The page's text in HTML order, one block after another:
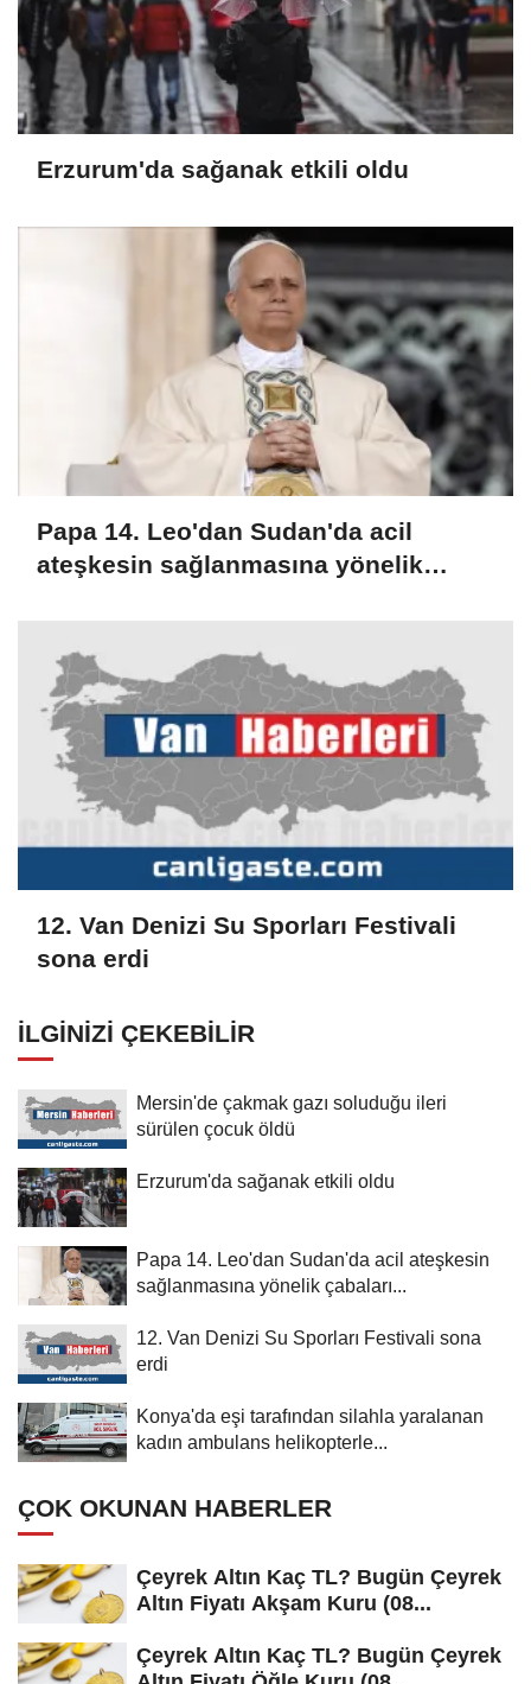
Erzurum'da sağanak etkili oldu
Papa 14. Leo'dan Sudan'da acil
ateşkesin sağlanmasına yönelik
12. Van Denizi Su Sporları Festivali
sona erdi
İLGINIZI ÇEKEBILIR
Mersin'de çakmak gazı soluduğu ileri
sürülen çocuk öldü
Erzurum'da sağanak etkili oldu
Papa 14. Leo'dan Sudan'da acil ateşkesin
sağlanmasına yönelik çabaları...
12. Van Denizi Su Sporları Festivali sona
erdi
Konya'da eşi tarafından silahla yaralanan
kadın ambulans helikopterle...
ÇOK OKUNAN HABERLER
Çeyrek Altın Kaç TL? Bugün Çeyrek
Altın Fiyatı Akşam Kuru (08...
Çeyrek Altın Kaç TL? Bugün Çeyrek